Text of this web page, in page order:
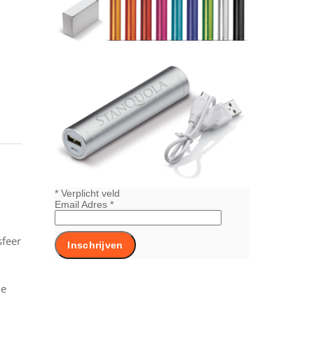
*Verplicht veld
Email Adres *